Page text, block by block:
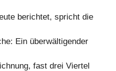
berichtet, spricht die
Ein überwältigender
fast drei Viertel